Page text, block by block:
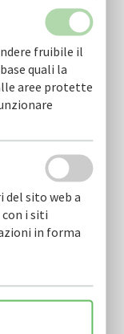
fruibile il
quali la
aree protette
sito web a
i siti
in forma